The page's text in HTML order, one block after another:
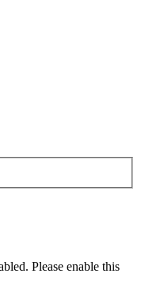
Please enable this